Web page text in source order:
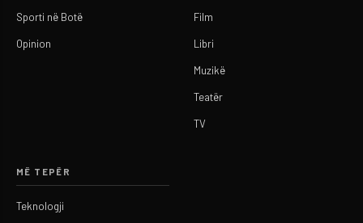
Sporti në Botë
Opinion
Film
Libri
Muzikë
Teatër
TV
MË TEPËR
Teknologji